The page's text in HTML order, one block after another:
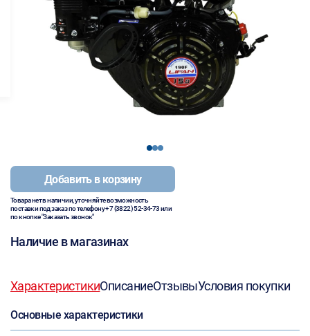
123
Добавить в корзину
Товара нет в наличии, уточняйте возможность
поставки под заказ по телефону+7 (3822) 52-34-73или
по кнопке "Заказать звонок"
Наличие в магазинах
ХарактеристикиОписаниеОтзывыУсловия покупки
Основные характеристики